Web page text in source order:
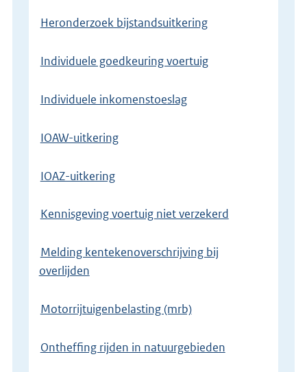
Heronderzoek bijstandsuitkering
Individuele goedkeuring voertuig
Individuele inkomenstoeslag
IOAW-uitkering
IOAZ-uitkering
Kennisgeving voertuig niet verzekerd
Melding kentekenoverschrijving bij
overlijden
Motorrijtuigenbelasting (mrb)
Ontheffing rijden in natuurgebieden